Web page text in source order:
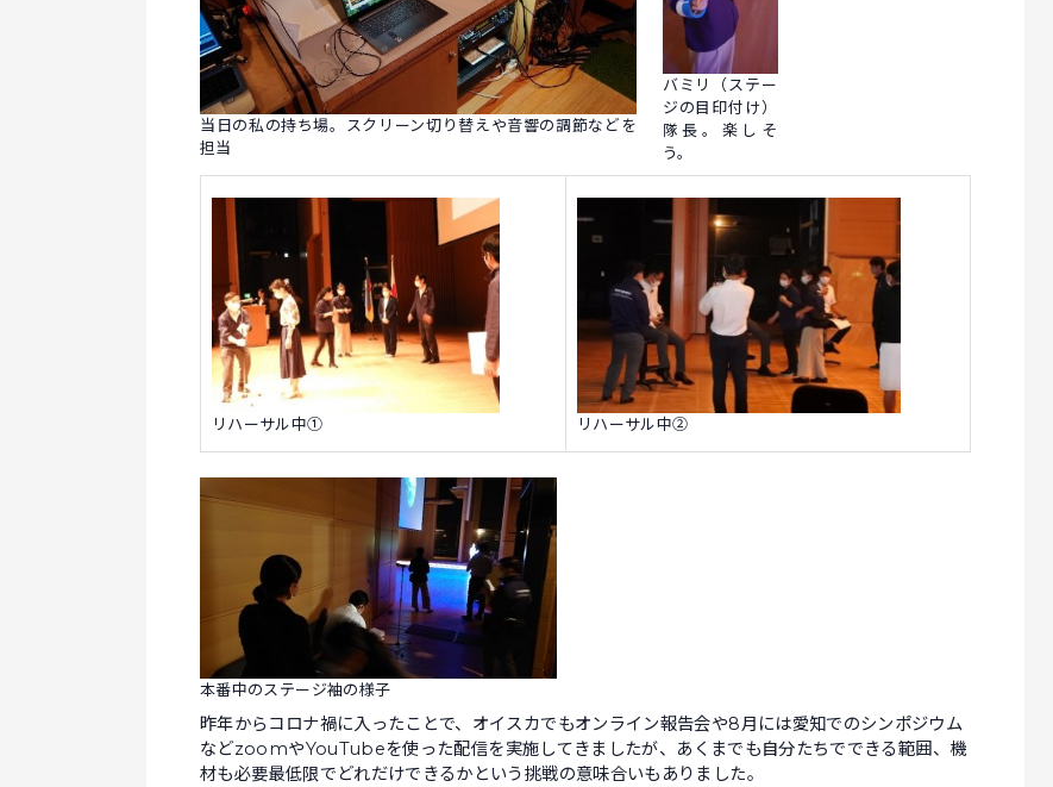
当日の私の持ち場。スクリーン切り替えや音響の調節などを
担当
バミリ（ステー
ジの目印付け）
隊長。楽しそ
う。
リハーサル中➀ リハーサル中②
本番中のステージ袖の様子
昨年からコロナ禍に入ったことで、オイスカでもオンライン報告会や8月には愛知でのシンポジウム
などzoomやYouTubeを使った配信を実施してきましたが、あくまでも自分たちでできる範囲、機
材も必要最低限でどれだけできるかという挑戦の意味合いもありました。